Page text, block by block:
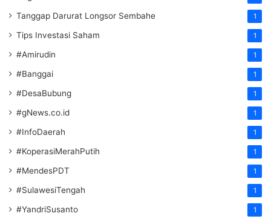
Tanggap Darurat Longsor Sembahe 1
Tips Investasi Saham 1
#Amirudin 1
#Banggai 1
#DesaBubung 1
#gNews.co.id 1
#InfoDaerah 1
#KoperasiMerahPutih 1
#MendesPDT 1
#SulawesiTengah 1
#YandriSusanto 1